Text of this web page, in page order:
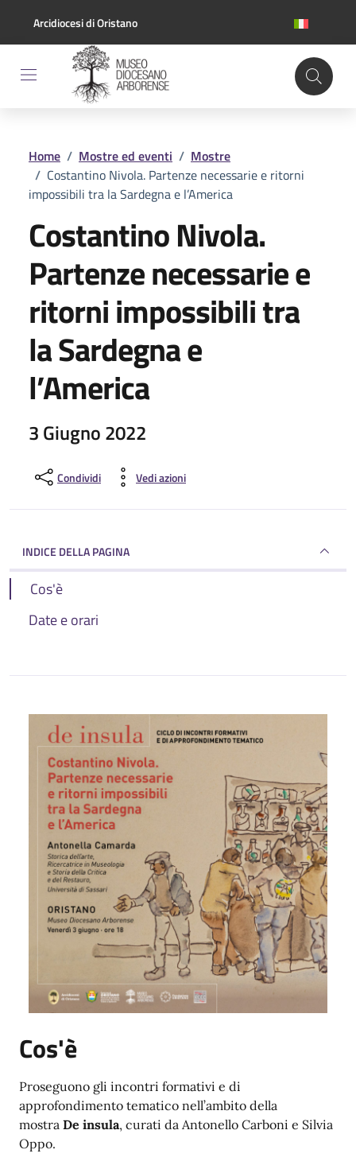
Arcidiocesi di Oristano
Home / Mostre ed eventi / Mostre
/ Costantino Nivola. Partenze necessarie e ritorni
impossibili tra la Sardegna e l’America
Costantino Nivola.
Partenze necessarie e
ritorni impossibili tra
la Sardegna e
l’America
3 Giugno 2022
Condividi Vedi azioni
INDICE DELLA PAGINA
Cos'è
Date e orari
Cos'è
Proseguono gli incontri formativi e di
approfondimento tematico nell’ambito della
mostra De insula, curati da Antonello Carboni e Silvia
Oppo.